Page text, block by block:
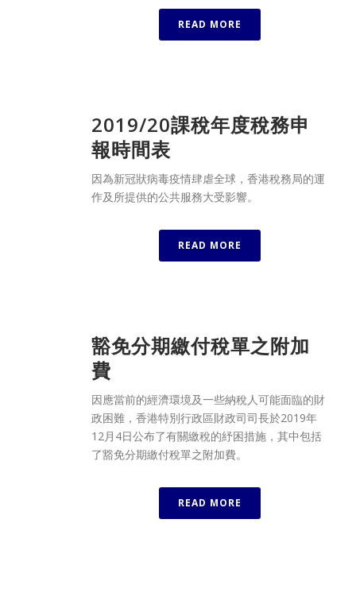
READ MORE
2019/20課稅年度稅務申
報時間表
因為新冠狀病毒疫情肆虐全球，香港稅務局的運
作及所提供的公共服務大受影響。
READ MORE
豁免分期繳付稅單之附加
費
因應當前的經濟環境及一些納稅人可能面臨的財
政困難，香港特別行政區財政司司長於2019年
12月4日公布了有關繳稅的紓困措施，其中包括
了豁免分期繳付稅單之附加費。
READ MORE